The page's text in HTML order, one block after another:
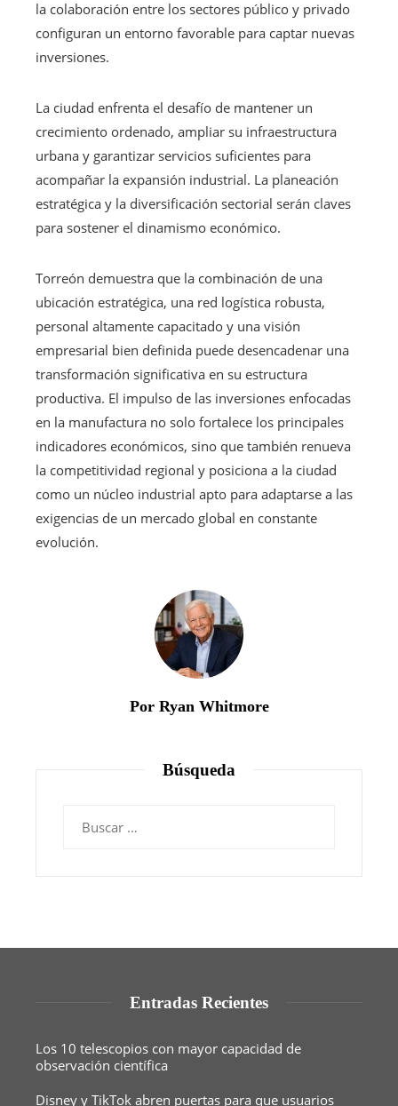
la colaboración entre los sectores público y privado
configuran un entorno favorable para captar nuevas
inversiones.
La ciudad enfrenta el desafío de mantener un
crecimiento ordenado, ampliar su infraestructura
urbana y garantizar servicios suficientes para
acompañar la expansión industrial. La planeación
estratégica y la diversificación sectorial serán claves
para sostener el dinamismo económico.
Torreón demuestra que la combinación de una
ubicación estratégica, una red logística robusta,
personal altamente capacitado y una visión
empresarial bien definida puede desencadenar una
transformación significativa en su estructura
productiva. El impulso de las inversiones enfocadas
en la manufactura no solo fortalece los principales
indicadores económicos, sino que también renueva
la competitividad regional y posiciona a la ciudad
como un núcleo industrial apto para adaptarse a las
exigencias de un mercado global en constante
evolución.
Por Ryan Whitmore
Búsqueda
Entradas Recientes
Los 10 telescopios con mayor capacidad de
observación científica
Disney y TikTok abren puertas para que usuarios